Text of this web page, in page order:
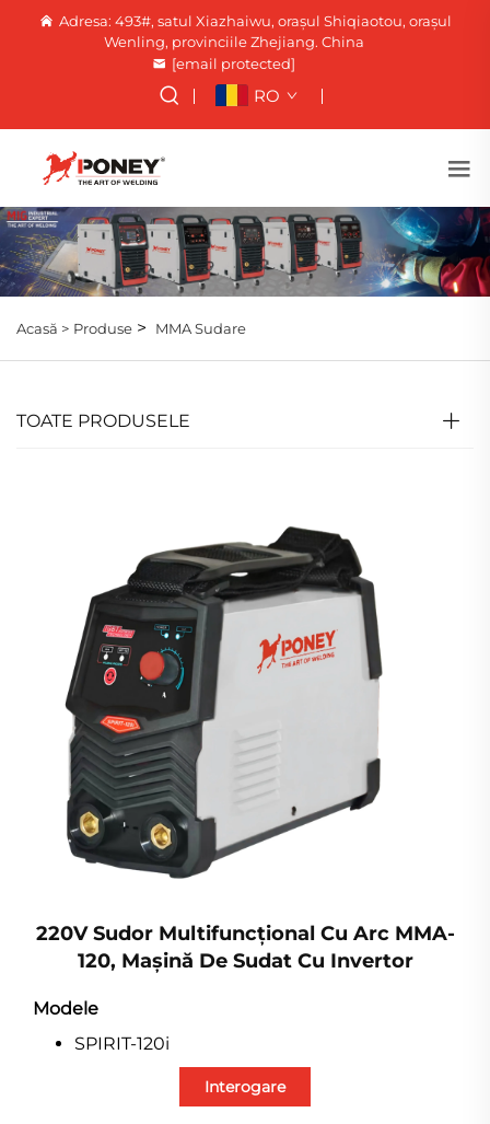
Adresa: 493#, satul Xiazhaiwu, orașul Shiqiaotou, orașul
Wenling, provinciile Zhejiang. China
[email protected]
RO
Acasă > Produse > MMA Sudare
TOATE PRODUSELE
220V Sudor Multifuncțional Cu Arc MMA-
120, Mașină De Sudat Cu Invertor
Modele
SPIRIT-120i
Interogare